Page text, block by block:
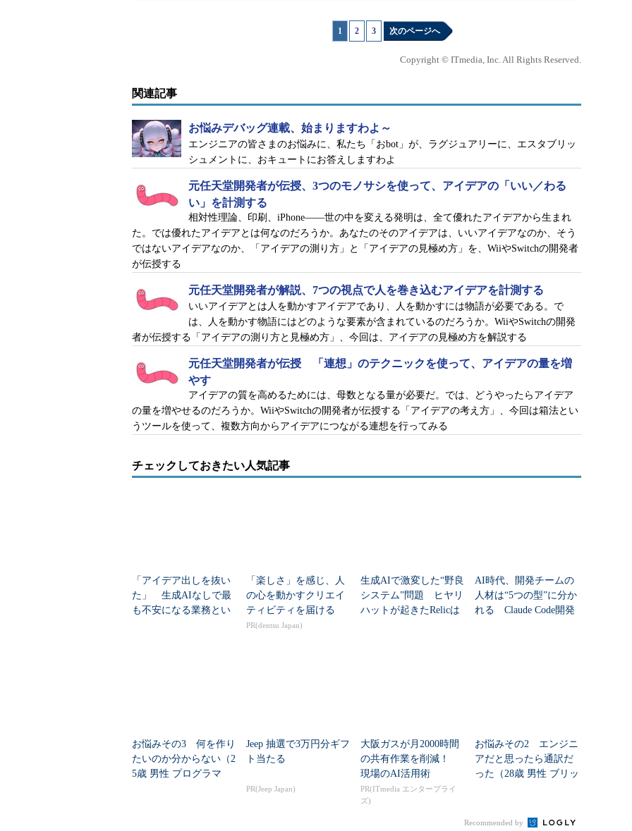
1 2 3 次のページへ
Copyright © ITmedia, Inc. All Rights Reserved.
関連記事
お悩みデバッグ連載、始まりますわよ～
エンジニアの皆さまのお悩みに、私たち「おbot」が、ラグジュアリーに、エスタブリッ
シュメントに、おキュートにお答えしますわよ
元任天堂開発者が伝授、3つのモノサシを使って、アイデアの「いい／わる
い」を計測する
相対性理論、印刷、iPhone――世の中を変える発明は、全て優れたアイデアから生まれ
た。では優れたアイデアとは何なのだろうか。あなたのそのアイデアは、いいアイデアなのか、そう
ではないアイデアなのか、「アイデアの測り方」と「アイデアの見極め方」を、WiiやSwitchの開発者
が伝授する
元任天堂開発者が解説、7つの視点で人を巻き込むアイデアを計測する
いいアイデアとは人を動かすアイデアであり、人を動かすには物語が必要である。で
は、人を動かす物語にはどのような要素が含まれているのだろうか。WiiやSwitchの開発
者が伝授する「アイデアの測り方と見極め方」、今回は、アイデアの見極め方を解説する
元任天堂開発者が伝授 「連想」のテクニックを使って、アイデアの量を増
やす
アイデアの質を高めるためには、母数となる量が必要だ。では、どうやったらアイデア
の量を増やせるのだろうか。WiiやSwitchの開発者が伝授する「アイデアの考え方」、今回は箱法とい
うツールを使って、複数方向からアイデアにつながる連想を行ってみる
チェックしておきたい人気記事
「アイデア出しを抜い
た」 生成AIなしで最
も不安になる業務とい
「楽しさ」を感じ、人
の心を動かすクリエイ
ティビティを届ける
PR(dentsu Japan)
生成AIで激変した“野良
システム”問題 ヒヤリ
ハットが起きたRelicは
AI時代、開発チームの
人材は“5つの型”に分か
れる Claude Code開発
お悩みその3 何を作り
たいのか分からない（2
5歳 男性 プログラマ
Jeep 抽選で3万円分ギフ
ト当たる
PR(Jeep Japan)
大阪ガスが月2000時間
の共有作業を削減！
現場のAI活用術
PR(ITmedia エンタープライ
ズ)
お悩みその2 エンジニ
アだと思ったら通訳だ
った（28歳 男性 ブリッ
Recommended by